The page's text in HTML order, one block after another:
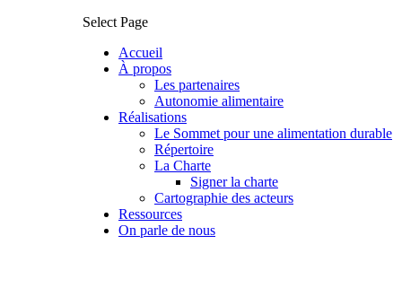
Select Page
Accueil
À propos
Les partenaires
Autonomie alimentaire
Réalisations
Le Sommet pour une alimentation durable
Répertoire
La Charte
Signer la charte
Cartographie des acteurs
Ressources
On parle de nous